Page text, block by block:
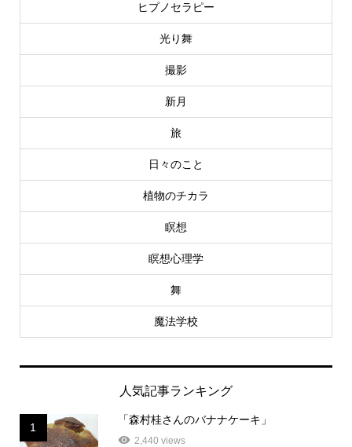
ヒプノセラピー
光り舞
撮影
新月
旅
日々のこと
植物のチカラ
瞑想
瞑想心理学
舞
魔法学校
人気記事ランキング
1
「森村桂さんのバナナケーキ」
2,440 views